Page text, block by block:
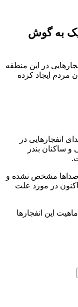
به گوش
در این منطقه
مردم ایجاد کرده
انفجارهایی در
ساکنان بندر
صداها مشخص نشده و
در مورد علت
این انفجارها